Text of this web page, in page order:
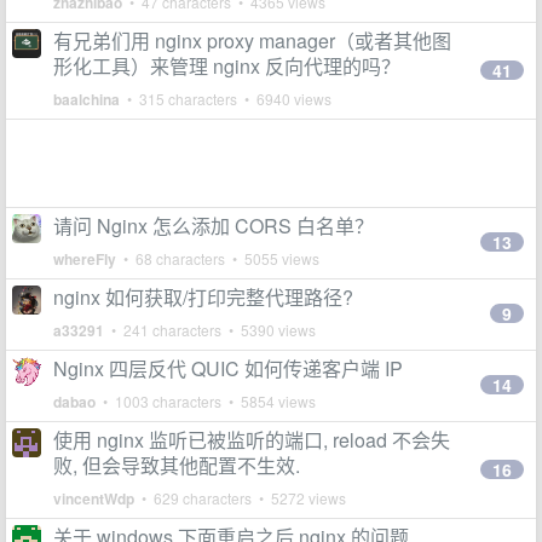
有兄弟们用 nginx proxy manager（或者其他图
形化工具）来管理 nginx 反向代理的吗？
baalchina • 315 characters • 6940 views
41
请问 Nginx 怎么添加 CORS 白名单？
whereFly • 68 characters • 5055 views
13
nginx 如何获取/打印完整代理路径?
a33291 • 241 characters • 5390 views
9
Nginx 四层反代 QUIC 如何传递客户端 IP
dabao • 1003 characters • 5854 views
14
使用 nginx 监听已被监听的端口, reload 不会失
败, 但会导致其他配置不生效.
vincentWdp • 629 characters • 5272 views
16